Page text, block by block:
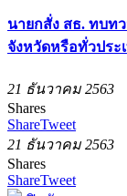
นายกสั่ง สธ. ทบท
จังหวัดหรือทั่วประ
21 ธันวาคม 2563
Shares
ShareTweet
21 ธันวาคม 2563
Shares
ShareTweet